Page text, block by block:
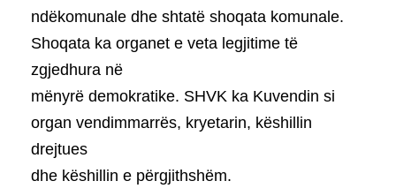
ndëkomunale dhe shtatë shoqata komunale.
Shoqata ka organet e veta legjitime të
zgjedhura në
mënyrë demokratike. SHVK ka Kuvendin si
organ vendimmarrës, kryetarin, këshillin
drejtues
dhe këshillin e përgjithshëm.